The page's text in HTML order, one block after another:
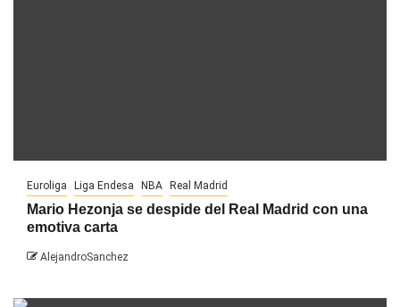
Euroliga Liga Endesa NBA Real Madrid
Mario Hezonja se despide del Real Madrid con una
emotiva carta
AlejandroSanchez